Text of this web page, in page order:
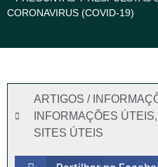
CORONAVIRUS (COVID-19)
ARTIGOS /
INFORMAÇÕES ÚTEIS,
SITES ÚTEIS